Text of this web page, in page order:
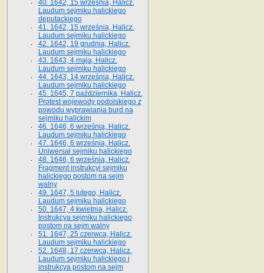
40. 1642, 15 września, Halicz.
Laudum sejmiku halickiego
deputackiego
41. 1642, 15 września, Halicz.
Laudum sejmiku halickiego
42. 1642, 19 grudnia, Halicz.
Laudum sejmiku halickiego
43. 1643, 4 maja, Halicz.
Laudum sejmiku halickiego
44. 1643, 14 września, Halicz.
Laudum sejmiku halickiego
45. 1645, 7 października, Halicz.
Protest wojewody podolskiego z
powodu wyprawiania burd na
sejmiku halickim
46. 1646, 6 września, Halicz.
Laudum sejmiku halickiego
47. 1646, 6 września, Halicz.
Uniwersał sejmiku halickiego
48. 1646, 6 września, Halicz.
Fragment instrukcyi sejmiku
halickiego postom na sejm
walny
49. 1647, 5 lutego, Halicz.
Laudum sejmiku halickiego
50. 1647, 4 kwietnia, Halicz.
Instrukcya sejmiku halickiego
postom na sejm walny
51. 1647, 25 czerwca, Halicz.
Laudum sejmiku halickiego
52. 1648, 17 czerwca, Halicz.
Laudum sejmiku halickiego i
instrukcya postom na sejm